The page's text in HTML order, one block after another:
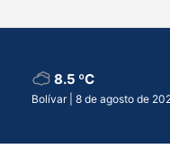
8.5 ºC
Bolívar | 8 de agosto de